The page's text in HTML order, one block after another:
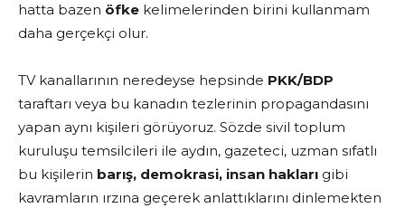
hatta bazen öfke kelimelerinden birini kullanmam
daha gerçekçi olur.
TV kanallarının neredeyse hepsinde PKK/BDP
taraftarı veya bu kanadın tezlerinin propagandasını
yapan aynı kişileri görüyoruz. Sözde sivil toplum
kuruluşu temsilcileri ile aydın, gazeteci, uzman sıfatlı
bu kişilerin barış, demokrasi, insan hakları gibi
kavramların ırzına geçerek anlattıklarını dinlemekten